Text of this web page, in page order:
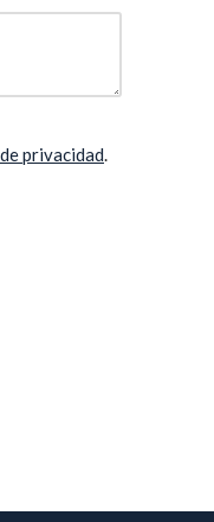
privacidad.